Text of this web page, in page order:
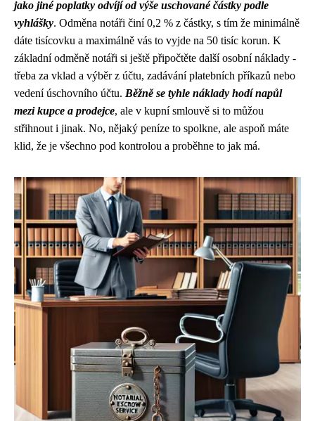
jako jiné poplatky odvíjí od výše uschované částky podle
vyhlášky. Odměna notáři činí 0,2 % z částky, s tím že minimálně
dáte tisícovku a maximálně vás to vyjde na 50 tisíc korun. K
základní odměně notáři si ještě připočtěte dalšíosobní náklady -
třeba za vklad a výběr z účtu, zadávání platebních příkazů nebo
vedení úschovního účtu. Běžně se tyhle náklady hodí napůl
mezi kupce a prodejce, ale v kupní smlouvě si to můžou
střihnout i jinak. No, nějaký peníze to spolkne, ale aspoň máte
klid, že je všechno pod kontrolou a proběhne to jak má.